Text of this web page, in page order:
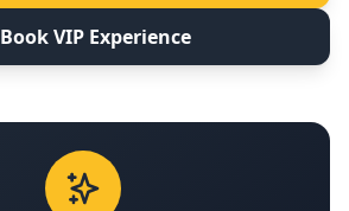
Book VIP Experience